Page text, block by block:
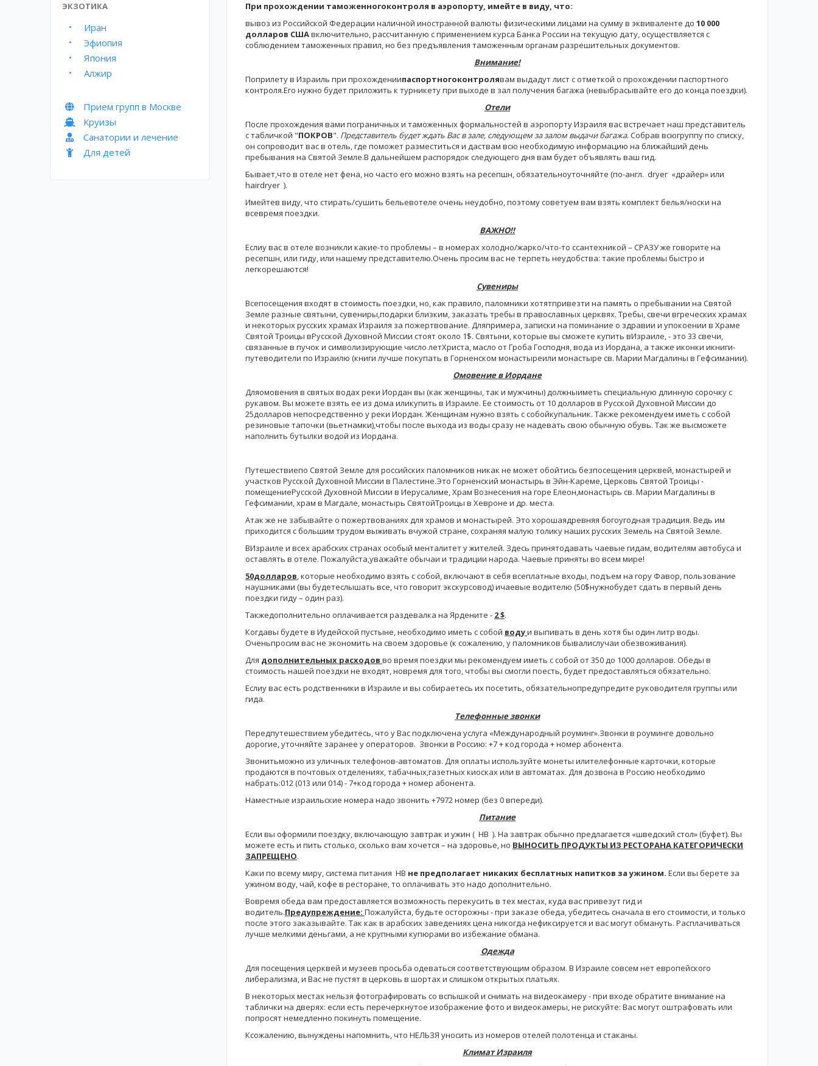
При прохождении таможенногоконтроля в аэропорту, имейте в виду, что:
вывоз из Российской Федерации наличной иностранной валюты физическими лицами на сумму в эквиваленте до 10 000
долларов СШАвключительно, рассчитанную с применением курса Банка России на текущую дату, осуществляется с
соблюдением таможенных правил, но без предъявления таможенным органам разрешительных документов.
Внимание!
Поприлету в Израиль при прохождениипаспортногоконтролявам выдадут лист с отметкой о прохождении паспортного
контроля.Его нужно будет приложить к турникету при выходе в зал получения багажа (невыбрасывайте его до конца поездки).
Отели
После прохождения вами пограничных и таможенных формальностей в аэропорту Израиля вас встречает наш представитель
с табличкой "ПОКРОВ". Представитель будет ждать Вас в зале, следующем за залом выдачи багажа. Собрав всюгруппу по списку,
он сопроводит вас в отель, где поможет разместиться и даствам всю необходимую информацию на ближайший день
пребывания на Святой Земле.В дальнейшем распорядок следующего дня вам будет объявлять ваш гид.
Бывает,что в отеле нет фена, но часто его можно взять на ресепшн, обязательноуточняйте (по-англ. dryer «драйер» или
hairdryer ).
Имейтев виду, что стирать/сушить бельевотеле очень неудобно, поэтому советуем вам взять комплект белья/носки на
всевремя поездки.
ВАЖНО!!
Еслиу вас в отеле возникли какие-то проблемы – в номерах холодно/жарко/что-то ссантехникой – СРАЗУ же говорите на
ресепшн, или гиду, или нашему представителю.Очень просим вас не терпеть неудобства: такие проблемы быстро и
легкорешаются!
Сувениры
Всепосещения входят в стоимость поездки, но, как правило, паломники хотятпривезти на память о пребывании на Святой
Земле разные святыни, сувениры,подарки близким, заказать требы в православных церквях. Требы, свечи вгреческих храмах
и некоторых русских храмах Израиля за пожертвование. Дляпримера, записки на поминание о здравии и упокоении в Храме
Святой Троицы вРусской Духовной Миссии стоят около 1$. Святыни, которые вы сможете купить вИзраиле, - это 33 свечи,
связанные в пучок и символизирующие число летХриста, масло от Гроба Господня, вода из Иордана, а также иконки икниги-
путеводители по Израилю (книги лучше покупать в Горненском монастыреили монастыре св. Марии Магдалины в Гефсимании).
Омовение в Иордане
Дляомовения в святых водах реки Иордан вы (как женщины, так и мужчины) должныиметь специальную длинную сорочку с
рукавом. Вы можете взять ее из дома иликупить в Израиле. Ее стоимость от 10 долларов в Русской Духовной Миссии до
25долларов непосредственно у реки Иордан. Женщинам нужно взять с собойкупальник. Также рекомендуем иметь с собой
резиновые тапочки (вьетнамки),чтобы после выхода из воды сразу не надевать свою обычную обувь. Так же высможете
наполнить бутылки водой из Иордана.
Путешествиепо Святой Земле для российских паломников никак не может обойтись безпосещения церквей, монастырей и
участков Русской Духовной Миссии в Палестине.Это Горненский монастырь в Эйн-Кареме, Церковь Святой Троицы -
помещениеРусской Духовной Миссии в Иерусалиме, Храм Вознесения на горе Елеон,монастырь св. Марии Магдалины в
Гефсимании, храм в Магдале, монастырь СвятойТроицы в Хевроне и др. места.
Атак же не забывайте о пожертвованиях для храмов и монастырей. Это хорошаядревняя богоугодная традиция. Ведь им
приходится с большим трудом выживать вчужой стране, сохраняя малую толику наших русских Земель на Святой Земле.
ВИзраиле и всех арабских странах особый менталитет у жителей. Здесь принятодавать чаевые гидам, водителям автобуса и
оставлять в отеле. Пожалуйста,уважайте обычаи и традиции народа. Чаевые приняты во всем мире!
50долларов, которые необходимо взять с собой, включают в себя всеплатные входы, подъем на гору Фавор, пользование
наушниками (вы будетеслышать все, что говорит экскурсовод) ичаевые водителю (50$нужнобудет сдать в первый день
поездки гиду – один раз).
Такжедополнительно оплачивается раздевалка на Ярдените - 2 $.
Когдавы будете в Иудейской пустыне, необходимо иметь с собой водуи выпивать в день хотя бы один литр воды.
Оченьпросим вас не экономить на своем здоровье (к сожалению, у паломников бывалислучаи обезвоживания).
Для дополнительных расходов во время поездки мы рекомендуем иметь с собой от 350 до 1000 долларов. Обеды в
стоимость нашей поездки не входят, новремя для того, чтобы вы смогли поесть, будет предоставляться обязательно.
Еслиу вас есть родственники в Израиле и вы собираетесь их посетить, обязательнопредупредите руководителя группы или
гида.
Телефонные звонки
Передпутешествием убедитесь, что у Вас подключена услуга «Международный роуминг».Звонки в роуминге довольно
дорогие, уточняйте заранее у операторов. Звонки в Россию: +7 + код города + номер абонента.
Звонитьможно из уличных телефонов-автоматов. Для оплаты используйте монеты илителефонные карточки, которые
продаются в почтовых отделениях, табачных,газетных киосках или в автоматах. Для дозвона в Россию необходимо
набрать:012 (013 или 014) - 7+код города + номер абонента.
Наместные израильские номера надо звонить +7972 номер (без 0 впереди).
Питание
Если вы оформили поездку, включающую завтрак и ужин ( HB ). На завтрак обычно предлагается «шведский стол» (буфет). Вы
можете есть и пить столько, сколько вам хочется – на здоровье, но ВЫНОСИТЬ ПРОДУКТЫ ИЗ РЕСТОРАНА КАТЕГОРИЧЕСКИ
ЗАПРЕЩЕНО.
Каки по всему миру, система питания HB не предполагает никаких бесплатных напитков за ужином. Если вы берете за
ужином воду, чай, кофе в ресторане, то оплачивать это надо дополнительно.
Вовремя обеда вам предоставляется возможность перекусить в тех местах, куда вас привезут гид и
водитель.Предупреждение: Пожалуйста, будьте осторожны - при заказе обеда, убедитесь сначала в его стоимости, и только
после этого заказывайте. Так как в арабских заведениях цена никогда нефиксируется и вас могут обмануть. Расплачиваться
лучше мелкими деньгами, а не крупными купюрами во избежание обмана.
Одежда
Для посещения церквей и музеев просьба одеваться соответствующим образом. В Израиле совсем нет европейского
либерализма, и Вас не пустят в церковь в шортах и слишком открытых платьях.
В некоторых местах нельзя фотографировать со вспышкой и снимать на видеокамеру - при входе обратите внимание на
таблички на дверях: если есть перечеркнутое изображение фото и видеокамеры, не рискуйте: Вас могут оштрафовать или
попросят немедленно покинуть помещение.
Ксожалению, вынуждены напомнить, что НЕЛЬЗЯ уносить из номеров отелей полотенца и стаканы.
Климат Израиля
ЭКЗОТИКА
Иран
Эфиопия
Япония
Алжир
Прием групп в Москве
Круизы
Санатории и лечение
Для детей